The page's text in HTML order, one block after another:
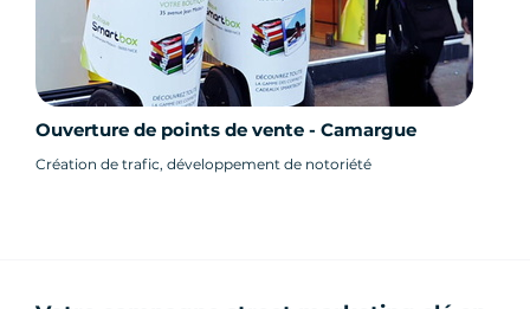
Ouverture de points de vente - Camargue
Création de trafic, développement de notoriété